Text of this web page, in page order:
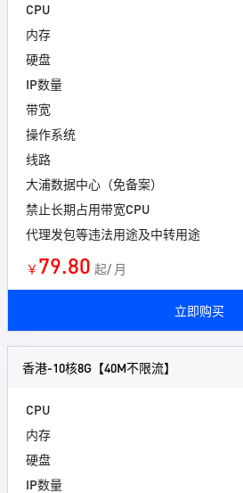
CPU
内存
硬盘
IP数量
带宽
操作系统
线路
大浦数据中心（免备案）
禁止长期占用带宽CPU
代理发包等违法用途及中转用途
￥ 79.80 起/ 月
立即购买
香港-10核8G【40M不限流】
CPU
内存
硬盘
IP数量